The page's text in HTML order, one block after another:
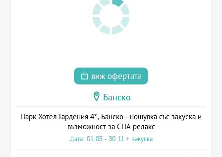
виж офертата
Банско
Парк Хотел Гардения 4*, Банско - нощувка със закуска и
възможност за СПА релакс
Дата: 01.05 - 30.11 + закуска